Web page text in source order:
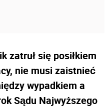
zatruł się posiłkiem
nie musi zaistnieć
wypadkiem a
Sądu Najwyższego